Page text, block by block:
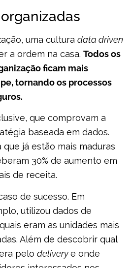
uma cultura data driven
a ordem na casa. Todos os
ficam mais
tornando os processos
que comprovam a
baseada em dados.
já estão mais maduras
30% de aumento em
de receita.
de sucesso. Em
utilizou dados de
eram as unidades mais
Além de descobrir qual
pelo deliverye onde